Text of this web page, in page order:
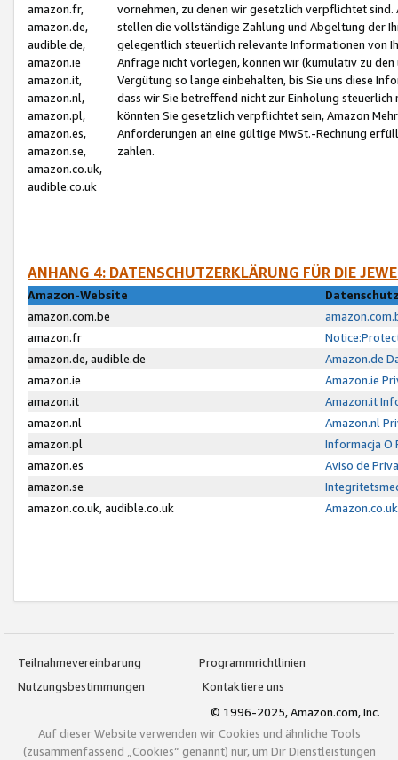
amazon.fr,
amazon.de,
audible.de,
amazon.ie
amazon.it,
amazon.nl,
amazon.pl,
amazon.es,
amazon.se,
amazon.co.uk,
audible.co.uk
vornehmen, zu denen wir gesetzlich verpflichtet
stellen die vollständige Zahlung und Abgeltung der
gelegentlich steuerlich relevante Informationen von
Anfrage nicht vorlegen, können wir (kumulativ zu
Vergütung so lange einbehalten, bis Sie uns diese
dass wir Sie betreffend nicht zur Einholung
könnten Sie gesetzlich verpflichtet sein, Amazon
Anforderungen an eine gültige MwSt.-Rechnung
zahlen.
ANHANG 4: DATENSCHUTZERKLÄRUNG FÜR DIE
Amazon-Website
amazon.com.be
amazon.fr
amazon.de, audible.de
Amazon.de
amazon.ie
Amazon.ie
amazon.it
Amazon.it
amazon.nl
Amazon.nl
amazon.pl
Informacja O
amazon.es
Aviso de
amazon.se
amazon.co.uk, audible.co.uk
Teilnahmevereinbarung
Programmrichtlinien
Nutzungsbestimmungen
Kontaktiere uns
© 1996-2025, Amazon.com, Inc.
Auf dieser Website verwenden wir Cookies und ähnliche Tools
(zusammenfassend „Cookies“ genannt) nur, um Dir Dienstleistungen